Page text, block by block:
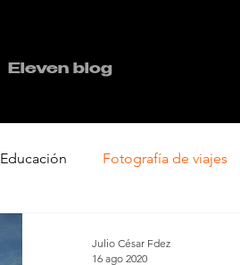
Eleven blog
Educación Fotografía de viajes
Julio César Fdez
16 ago 2020